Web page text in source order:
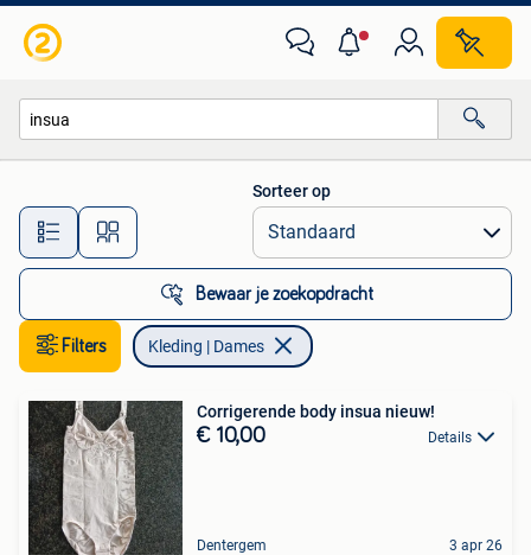
Alle afstanden…
Sorteer op
Bewaar je zoekopdracht
Filters Kleding | Dames
Corrigerende body insua nieuw!
€ 10,00 Details
Dentergem 3 apr 26